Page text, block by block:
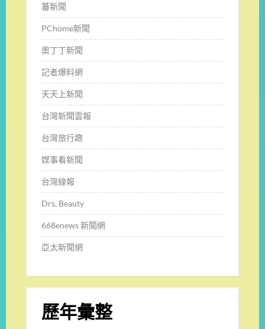
蕃新聞
PChome新聞
奧丁丁新聞
記者爆料網
天天上新聞
台灣新聞雲報
台灣旅行趣
媒事看新聞
台灣線報
Drs. Beauty
668enews 新聞網
亞太新聞網
歷年彙整